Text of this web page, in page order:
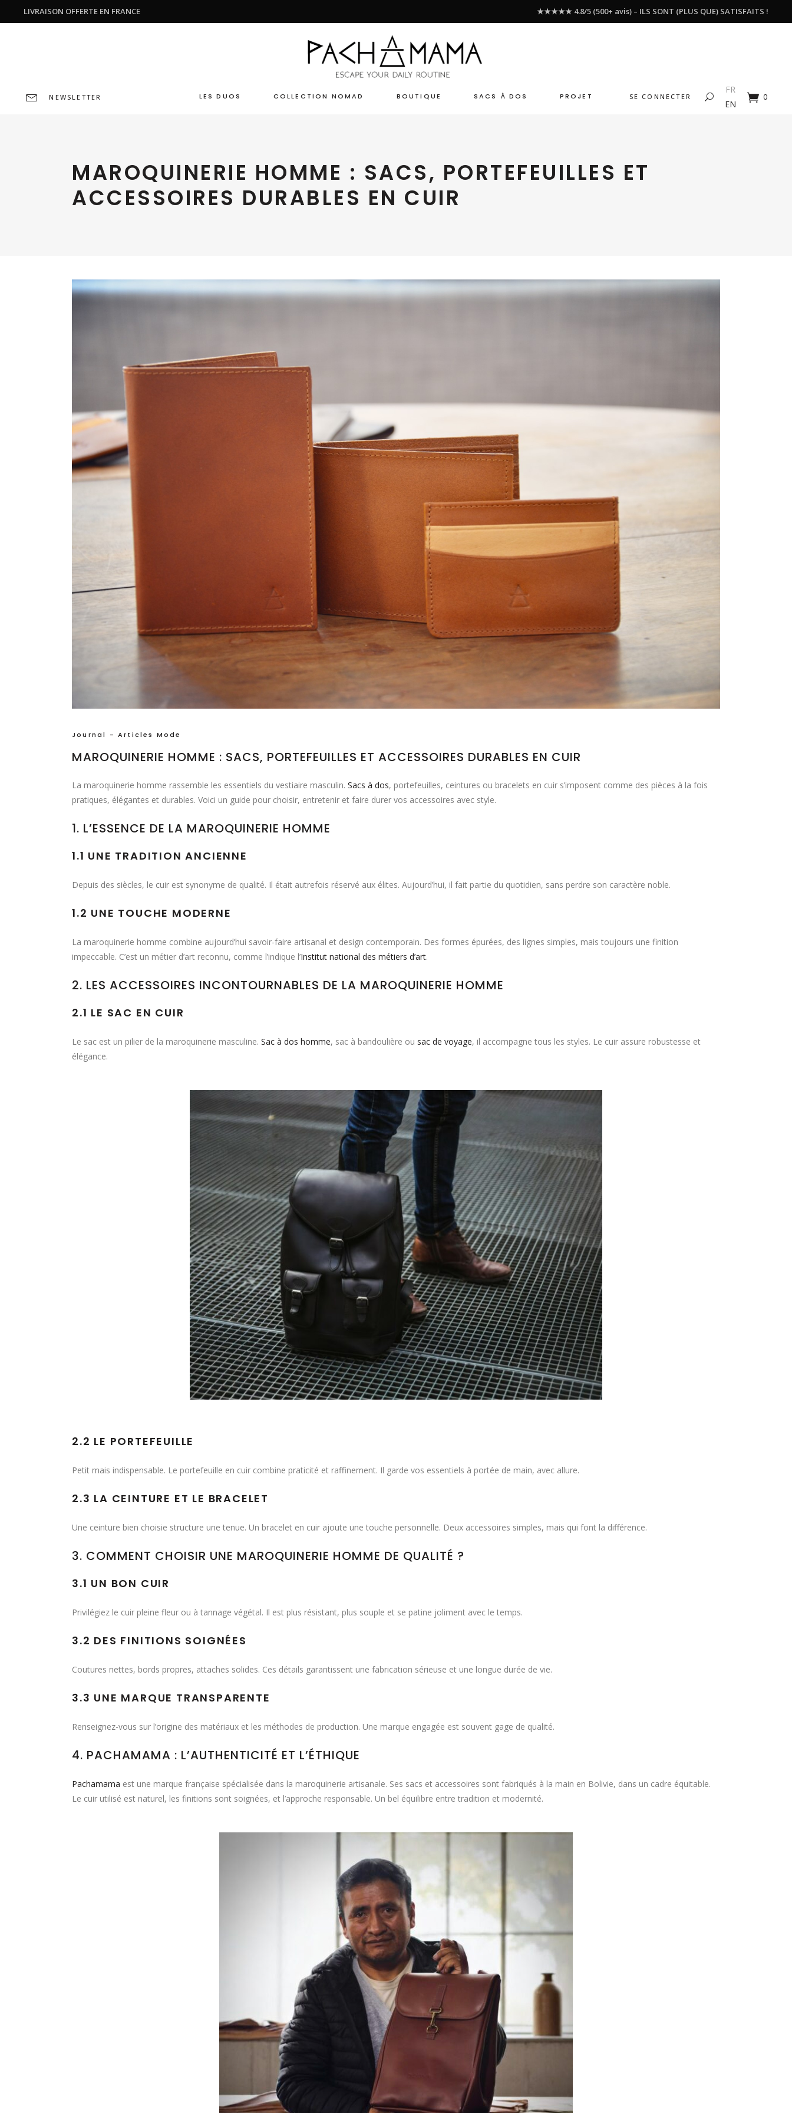
LIVRAISON OFFERTE EN FRANCE ★★★★★ 4.8/5 (500+ avis) – ILS SONT (PLUS QUE) SATISFAITS !
NEWSLETTER LES DUOS COLLECTION NOMAD BOUTIQUE SACS À DOS PROJET SE CONNECTER
FR
EN
0
MAROQUINERIE HOMME : SACS, PORTEFEUILLES ET
ACCESSOIRES DURABLES EN CUIR
Journal - Articles Mode
MAROQUINERIE HOMME : SACS, PORTEFEUILLES ET ACCESSOIRES DURABLES EN CUIR
La maroquinerie homme rassemble les essentiels du vestiaire masculin. Sacs à dos, portefeuilles, ceintures ou bracelets en cuir s’imposent comme des pièces à la fois
pratiques, élégantes et durables. Voici un guide pour choisir, entretenir et faire durer vos accessoires avec style.
1. L’ESSENCE DE LA MAROQUINERIE HOMME
1.1 UNE TRADITION ANCIENNE
Depuis des siècles, le cuir est synonyme de qualité. Il était autrefois réservé aux élites. Aujourd’hui, il fait partie du quotidien, sans perdre son caractère noble.
1.2 UNE TOUCHE MODERNE
La maroquinerie homme combine aujourd’hui savoir-faire artisanal et design contemporain. Des formes épurées, des lignes simples, mais toujours une finition
impeccable. C’est un métier d’art reconnu, comme l’indique l’Institut national des métiers d’art.
2. LES ACCESSOIRES INCONTOURNABLES DE LA MAROQUINERIE HOMME
2.1 LE SAC EN CUIR
Le sac est un pilier de la maroquinerie masculine. Sac à dos homme, sac à bandoulière ou sac de voyage, il accompagne tous les styles. Le cuir assure robustesse et
élégance.
2.2 LE PORTEFEUILLE
Petit mais indispensable. Le portefeuille en cuir combine praticité et raffinement. Il garde vos essentiels à portée de main, avec allure.
2.3 LA CEINTURE ET LE BRACELET
Une ceinture bien choisie structure une tenue. Un bracelet en cuir ajoute une touche personnelle. Deux accessoires simples, mais qui font la différence.
3. COMMENT CHOISIR UNE MAROQUINERIE HOMME DE QUALITÉ ?
3.1 UN BON CUIR
Privilégiez le cuir pleine fleur ou à tannage végétal. Il est plus résistant, plus souple et se patine joliment avec le temps.
3.2 DES FINITIONS SOIGNÉES
Coutures nettes, bords propres, attaches solides. Ces détails garantissent une fabrication sérieuse et une longue durée de vie.
3.3 UNE MARQUE TRANSPARENTE
Renseignez-vous sur l’origine des matériaux et les méthodes de production. Une marque engagée est souvent gage de qualité.
4. PACHAMAMA : L’AUTHENTICITÉ ET L’ÉTHIQUE
Pachamama est une marque française spécialisée dans la maroquinerie artisanale. Ses sacs et accessoires sont fabriqués à la main en Bolivie, dans un cadre équitable.
Le cuir utilisé est naturel, les finitions sont soignées, et l’approche responsable. Un bel équilibre entre tradition et modernité.